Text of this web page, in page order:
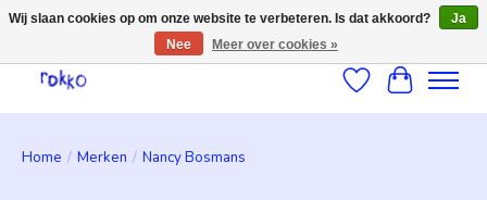
Verlanglijst
Home / Merken / Nancy Bosmans
Wij slaan cookies op om onze website te verbeteren. Is dat akkoord?
Ja
Nee
Meer over cookies »